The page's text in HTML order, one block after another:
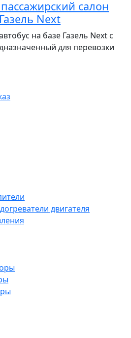
салон
Next
на базе Газель Next с
для перевозки
двигателя